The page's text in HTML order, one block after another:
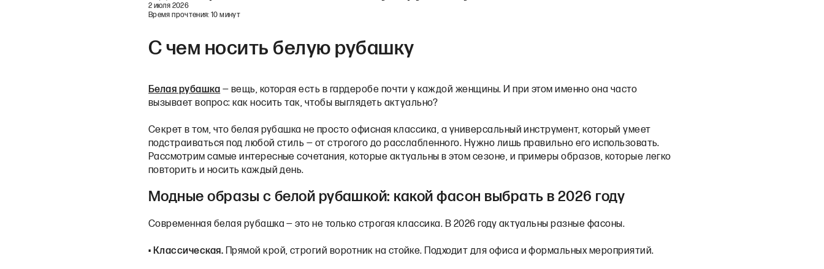
2 июля 2026
Время прочтения:10 минут
С чем носить белую рубашку
Белая рубашка — вещь, которая есть в гардеробе почти у каждой женщины. И при этом именно она часто
вызывает вопрос: как носить так, чтобы выглядеть актуально?
Секрет в том, что белая рубашка не просто офисная классика, а универсальный инструмент, который умеет
подстраиваться под любой стиль — от строгого до расслабленного. Нужно лишь правильно его использовать.
Рассмотрим самые интересные сочетания, которые актуальны в этом сезоне, и примеры образов, которые легко
повторить и носить каждый день.
Модные образы с белой рубашкой: какой фасон выбрать в 2026 году
Современная белая рубашка — это не только строгая классика. В 2026 году актуальны разные фасоны.
• Классическая. Прямой крой, строгий воротник на стойке. Подходит для офиса и формальных мероприятий.